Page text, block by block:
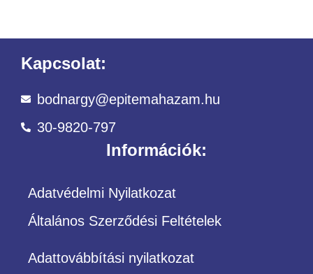
Kapcsolat:
bodnargy@epitemahazam.hu
30-9820-797
Információk:
Adatvédelmi Nyilatkozat
Általános Szerződési Feltételek
Adattovábbítási nyilatkozat